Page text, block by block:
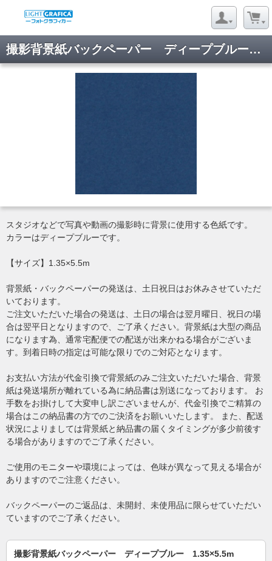
撮影背景紙バックペーパー ディープブルー 1.35×5.5m
スタジオなどで写真や動画の撮影時に背景に使用する色紙です。
カラーはディープブルーです。
【サイズ】1.35×5.5m
背景紙・バックペーパーの発送は、土日祝日はお休みさせていただ
いております。
ご注文いただいた場合の発送は、土日の場合は翌月曜日、祝日の場
合は翌平日となりますので、ご了承ください。背景紙は大型の商品
になります為、通常宅配便での配送が出来かねる場合がございま
す。到着日時の指定は可能な限りでのご対応となります。
お支払い方法が代金引換で背景紙のみご注文いただいた場合、背景
紙は発送場所が離れている為に納品書は別送になっております。 お
手数をお掛けして大変申し訳ございませんが、代金引換でご精算の
場合はこの納品書の方でのご決済をお願いいたします。 また、配送
状況によりましては背景紙と納品書の届くタイミングが多少前後す
る場合がありますのでご了承ください。
ご使用のモニターや環境によっては、色味が異なって見える場合が
ありますのでご注意ください。
バックペーパーのご返品は、未開封、未使用品に限らせていただい
ていますのでご了承ください。
撮影背景紙バックペーパー ディープブルー 1.35×5.5m